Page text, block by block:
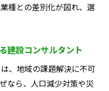
種との差別化が図れ、選
建設コンサルタント
、地域の課題解決に不可
なら、人口減少対策や災